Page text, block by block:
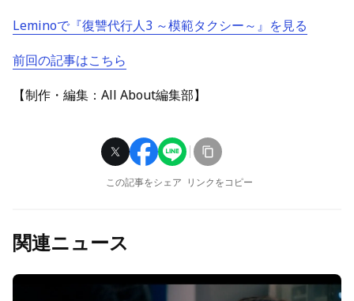
Leminoで『復讐代行人3 ～模範タクシー～』を見る
前回の記事はこちら
【制作・編集：All About編集部】
この記事をシェア リンクをコピー
関連ニュース